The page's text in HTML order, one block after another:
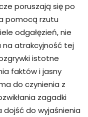
poruszają się po
pomocą rzutu
odgałęzień, nie
na atrakcyjność tej
istotne
faktów i jasny
do czynienia z
zagadki
dojść do wyjaśnienia